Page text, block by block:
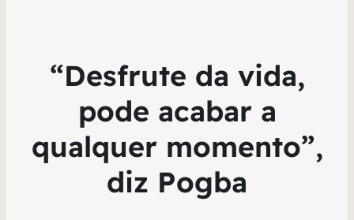
“Desfrute da vida,
pode acabar a
qualquer momento”,
diz Pogba